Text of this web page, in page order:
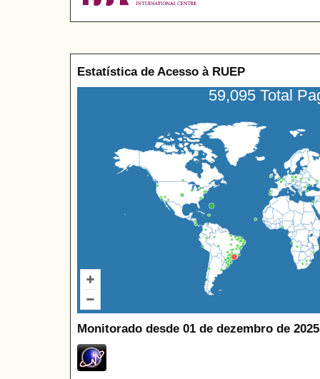
Estatística de Acesso à RUEP
59,095 Total
Monitorado desde 01 de dezembro de